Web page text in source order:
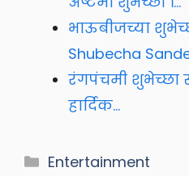
भाऊबीजच्या
Shubecha
रंगपंचमी शुभेच्छा
हार्दिक…
Categories
Entertainment